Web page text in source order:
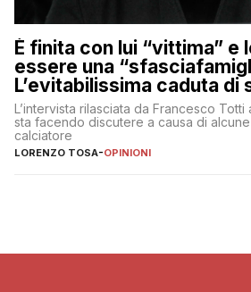
È finita con lui “vittima” e
essere una
L’evitabilissima caduta di
L’intervista rilasciata da Francesco
sta facendo discutere a causa di
calciatore
LORENZO TOSA-OPINIONI